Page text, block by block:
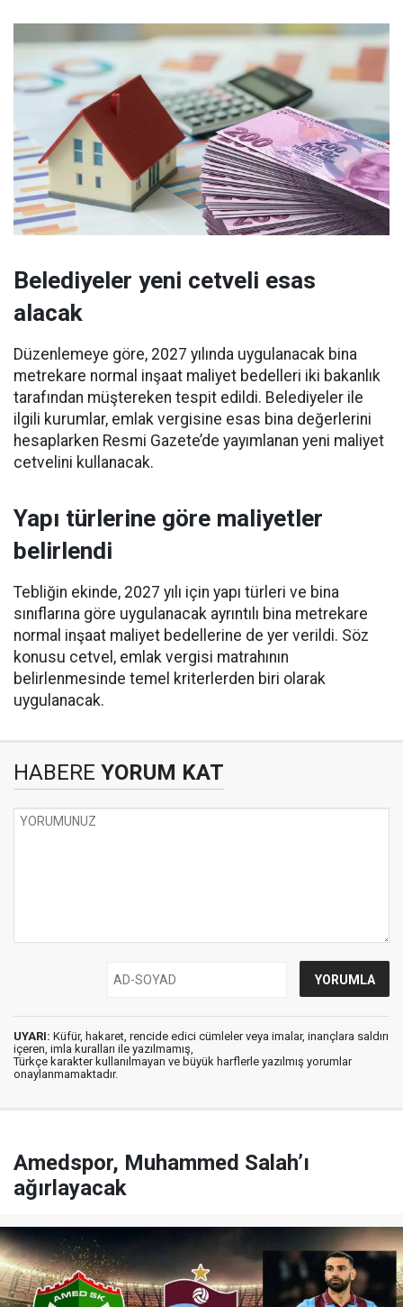
Belediyeler yeni cetveli esas
alacak
Düzenlemeye göre, 2027 yılında uygulanacak bina
metrekare normal inşaat maliyet bedelleri iki bakanlık
tarafından müştereken tespit edildi. Belediyeler ile
ilgili kurumlar, emlak vergisine esas bina değerlerini
hesaplarken Resmi Gazete’de yayımlanan yeni maliyet
cetvelini kullanacak.
Yapı türlerine göre maliyetler
belirlendi
Tebliğin ekinde, 2027 yılı için yapı türleri ve bina
sınıflarına göre uygulanacak ayrıntılı bina metrekare
normal inşaat maliyet bedellerine de yer verildi. Söz
konusu cetvel, emlak vergisi matrahının
belirlenmesinde temel kriterlerden biri olarak
uygulanacak.
HABERE YORUM KAT
UYARI: Küfür, hakaret, rencide edici cümleler veya imalar, inançlara saldırı
içeren, imla kuralları ile yazılmamış,
Türkçe karakter kullanılmayan ve büyük harflerle yazılmış yorumlar
onaylanmamaktadır.
Amedspor, Muhammed Salah’ı
ağırlayacak